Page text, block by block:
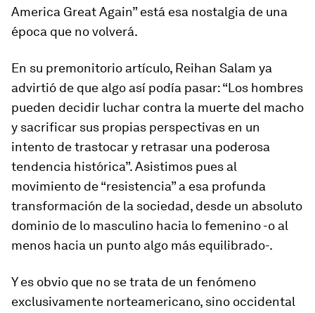
America Great Again” está esa nostalgia de una
época que no volverá.
En su premonitorio artículo, Reihan Salam ya
advirtió de que algo así podía pasar: “Los hombres
pueden decidir luchar contra la muerte del macho
y sacrificar sus propias perspectivas en un
intento de trastocar y retrasar una poderosa
tendencia histórica”. Asistimos pues al
movimiento de “resistencia” a esa profunda
transformación de la sociedad, desde un absoluto
dominio de lo masculino hacia lo femenino -o al
menos hacia un punto algo más equilibrado-.
Y es obvio que no se trata de un fenómeno
exclusivamente norteamericano, sino occidental